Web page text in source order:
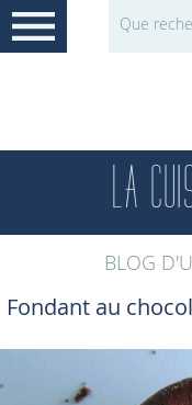
LA
BLOG
Fondant au